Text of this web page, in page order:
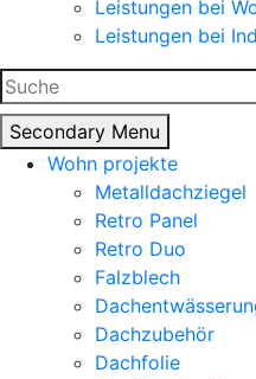
Leistungen bei
Leistungen bei
Suchen
nach:
Secondary Menu
Wohn projekte
Metalldachziegel
Retro Panel
Retro Duo
Falzblech
Dachzubehör
Dachfolie